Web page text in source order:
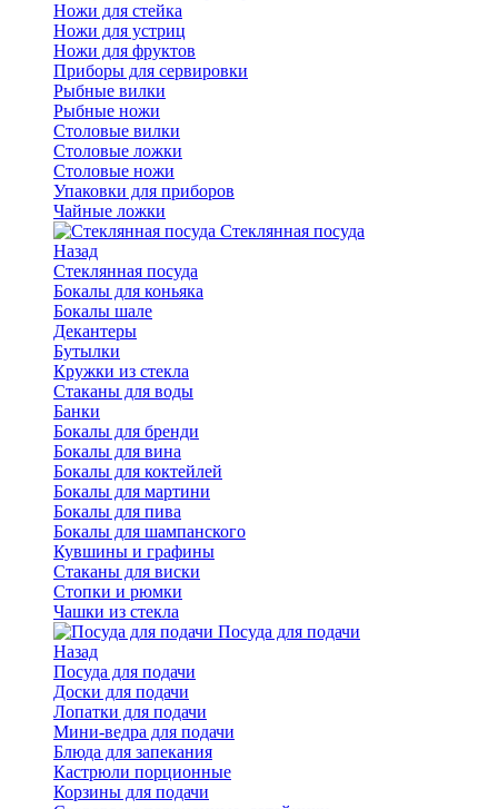
Ножи для стейка
Ножи для устриц
Ножи для фруктов
Приборы для сервировки
Рыбные вилки
Рыбные ножи
Столовые вилки
Столовые ложки
Столовые ножи
Упаковки для приборов
Чайные ложки
Стеклянная посуда
Назад
Стеклянная посуда
Бокалы для коньяка
Бокалы шале
Декантеры
Бутылки
Кружки из стекла
Стаканы для воды
Банки
Бокалы для бренди
Бокалы для вина
Бокалы для коктейлей
Бокалы для мартини
Бокалы для пива
Бокалы для шампанского
Кувшины и графины
Стаканы для виски
Стопки и рюмки
Чашки из стекла
Посуда для подачи
Назад
Посуда для подачи
Доски для подачи
Лопатки для подачи
Мини-ведра для подачи
Блюда для запекания
Кастрюли порционные
Корзины для подачи